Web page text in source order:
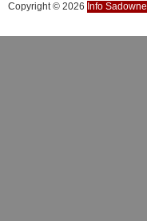
Copyright © 2026 Info Sadowne